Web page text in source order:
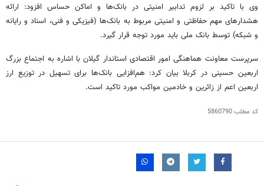
وی با تاکید بر لزوم تدابیر امنیتی در بانک‌ها و اماکن حساس افزود: ارائه
هشدارهای مهم حفاظتی و امنیتی مربوط به بانک‌ها (فیزیکی و فنی، اسناد و رایانه
و شبکه) توسط بانک ملی باید مورد توجه قرار گیرد.
سرپرست معاونت هماهنگی امور اقتصادی استاندار گیلان با اشاره به اجتماع بزرگ
اربعین حسینی در کربلا بیان کرد: هم‌افزایی بانک‌ها برای تسهیل در توزیع ارز
اربعین اعم از زائرین و خادمین مواکب مورد تاکید است.
کد مطلب5860790